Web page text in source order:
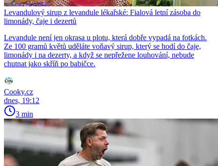
Levandulový sirup z levandule lékařské: Fialová letní zásoba do
limonády, čaje i dezertů
Levandule není jen okrasa u plotu, která dobře vypadá na fotkách.
Ze 100 gramů květů uděláte voňavý sirup, který se hodí do čaje,
limonády i na dezerty, a když se nepřežene louhování, nebude
chutnat jako skříň po babičce.
Cooky.cz
dnes, 19:12
3 min